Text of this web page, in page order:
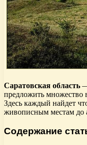
Саратовская область
предложить множество
Здесь каждый найдет
живописным местам до
Содержание